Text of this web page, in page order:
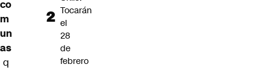
co
m
un
as
q
Tocarán
el
28
de
febrero